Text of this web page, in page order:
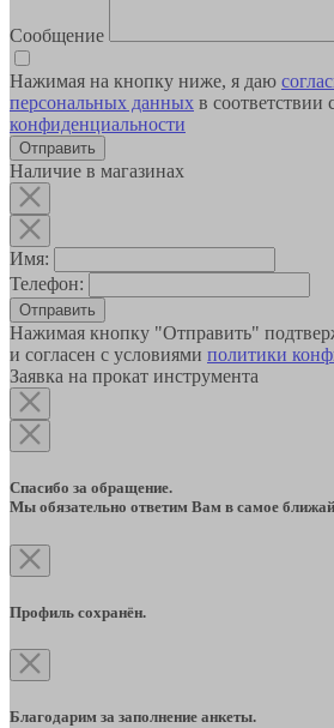
Сообщение
Нажимая на кнопку ниже, я даю
персональных данных в соответствии
конфиденциальности
Наличие в магазинах
Имя:
Телефон:
Отправить
Нажимая кнопку "Отправить"
и согласен с условиями политики
Заявка на прокат инструмента
Спасибо за обращение.
Мы обязательно ответим Вам в самое
Профиль сохранён.
Благодарим за заполнение анкеты.